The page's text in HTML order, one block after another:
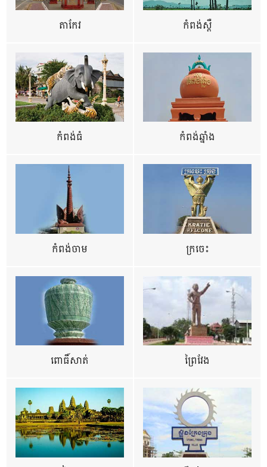
តាកែវ កំពង់ស្ពឺ
កំពង់ធំ កំពង់ឆ្នាំង
កំពង់ចាម ក្រចេះ
ពោធិ៍សាត់ ព្រៃវែង